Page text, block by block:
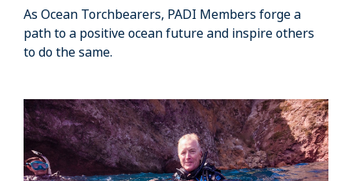
As Ocean Torchbearers, PADI Members forge a
path to a positive ocean future and inspire others
to do the same.